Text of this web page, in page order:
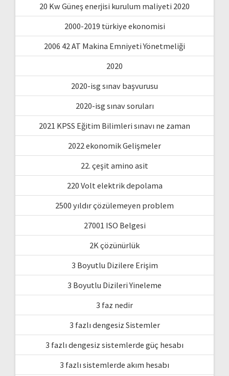
20 Kw Güneş enerjisi kurulum maliyeti 2020
2000-2019 türkiye ekonomisi
2006 42 AT Makina Emniyeti Yönetmeliği
2020
2020-isg sınav başvurusu
2020-isg sınav soruları
2021 KPSS Eğitim Bilimleri sınavı ne zaman
2022 ekonomik Gelişmeler
22. çeşit amino asit
220 Volt elektrik depolama
2500 yıldır çözülemeyen problem
27001 ISO Belgesi
2K çözünürlük
3 Boyutlu Dizilere Erişim
3 Boyutlu Dizileri Yineleme
3 faz nedir
3 fazlı dengesiz Sistemler
3 fazlı dengesiz sistemlerde güç hesabı
3 fazlı sistemlerde akım hesabı